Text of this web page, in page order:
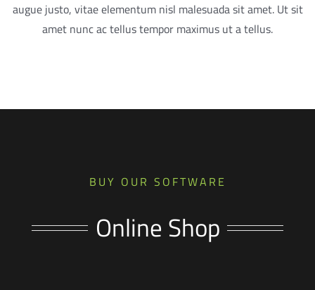
augue justo, vitae elementum nisl malesuada sit amet. Ut sit
amet nunc ac tellus tempor maximus ut a tellus.
BUY OUR SOFTWARE
Online Shop